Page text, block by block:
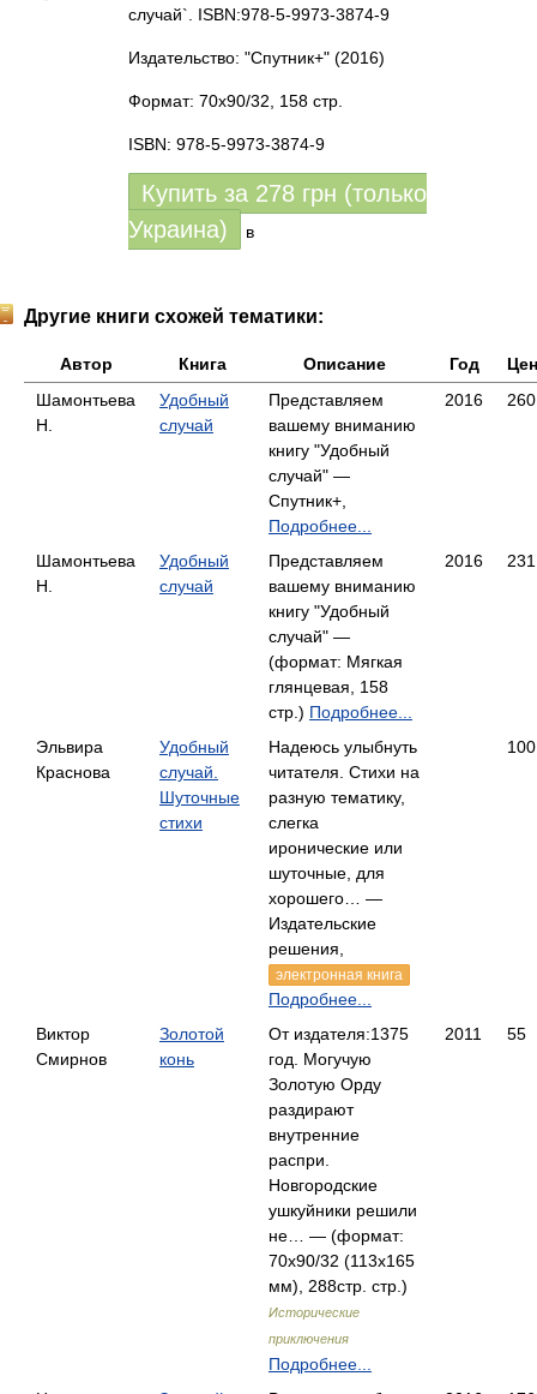
случай`. ISBN:978-5-9973-3874-9
Издательство: "Спутник+" (2016)
Формат: 70x90/32, 158 стр.
ISBN: 978-5-9973-3874-9
Купить за 278 грн (только
Украина)
в
Другие книги схожей тематики:
Автор Книга Описание Год
Шамонтьева
Н.
Удобный
случай
Представляем
вашему вниманию
книгу "Удобный
случай" —
Спутник+,
Подробнее...
2016 260
Шамонтьева
Н.
Удобный
случай
Представляем
вашему вниманию
книгу "Удобный
случай" —
(формат: Мягкая
глянцевая, 158
стр.) Подробнее...
2016 231
Эльвира
Краснова
Удобный
случай.
Шуточные
стихи
Надеюсь улыбнуть
читателя. Стихи на
разную тематику,
слегка
иронические или
шуточные, для
хорошего… —
Издательские
решения,
электронная книга
Подробнее...
100
Виктор
Смирнов
Золотой
конь
От издателя:1375
год. Могучую
Золотую Орду
раздирают
внутренние
распри.
Новгородские
ушкуйники решили
не… — (формат:
70x90/32 (113х165
мм), 288стр. стр.)
Исторические
приключения
Подробнее...
2011 55